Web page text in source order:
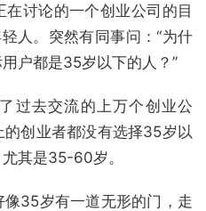
讨论的一个创业公司的目
人。突然有同事问：“为什
户都是35岁以下的人？”
过去交流的上万个创业公
创业者都没有选择35岁以
其是35-60岁。
35岁有一道无形的门，走